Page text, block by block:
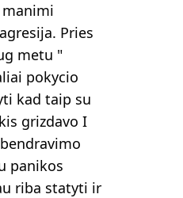
manimi
Pries
metu "
pokycio
kad taip su
grizdavo I
panikos
riba statyti ir